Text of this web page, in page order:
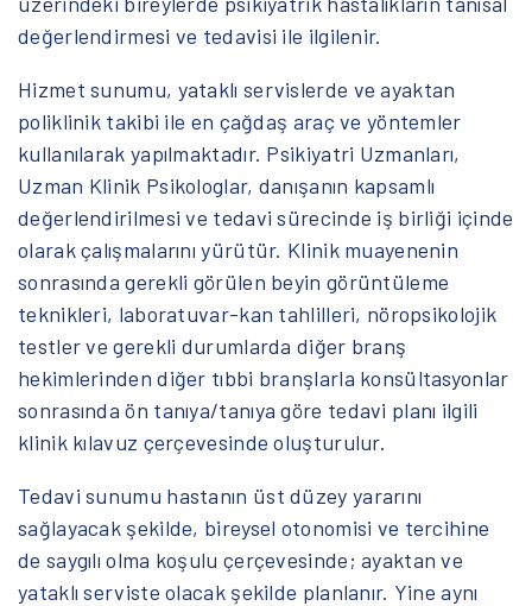
değerlendirmesi ve tedavisi ile ilgilenir.
Hizmet sunumu, yataklı servislerde ve ayaktan
poliklinik takibi ile en çağdaş araç ve yöntemler
kullanılarak yapılmaktadır. Psikiyatri Uzmanları,
Uzman Klinik Psikologlar, danışanın kapsamlı
değerlendirilmesi ve tedavi sürecinde iş birliği içinde
olarak çalışmalarını yürütür. Klinik muayenenin
sonrasında gerekli görülen beyin görüntüleme
teknikleri, laboratuvar-kan tahlilleri, nöropsikolojik
testler ve gerekli durumlarda diğer branş
hekimlerinden diğer tıbbi branşlarla konsültasyonlar
sonrasında ön tanıya/tanıya göre tedavi planı ilgili
klinik kılavuz çerçevesinde oluşturulur.
Tedavi sunumu hastanın üst düzey yararını
sağlayacak şekilde, bireysel otonomisi ve tercihine
de saygılı olma koşulu çerçevesinde; ayaktan ve
yataklı serviste olacak şekilde planlanır. Yine aynı